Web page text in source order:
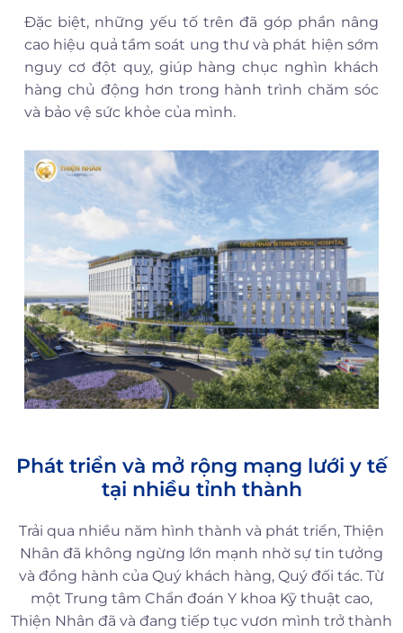
Đặc biệt, những yếu tố trên đã góp phần nâng
cao hiệu quả tầm soát ung thư và phát hiện sớm
nguy cơ đột quỵ, giúp hàng chục nghìn khách
hàng chủ động hơn trong hành trình chăm sóc
và bảo vệ sức khỏe của mình.
Phát triển và mở rộng mạng lưới y tế
tại nhiều tỉnh thành
Trải qua nhiều năm hình thành và phát triển, Thiện
Nhân đã không ngừng lớn mạnh nhờ sự tin tưởng
và đồng hành của Quý khách hàng, Quý đối tác. Từ
một Trung tâm Chẩn đoán Y khoa Kỹ thuật cao,
Thiện Nhân đã và đang tiếp tục vươn mình trở thành